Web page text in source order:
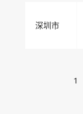
深圳市
1